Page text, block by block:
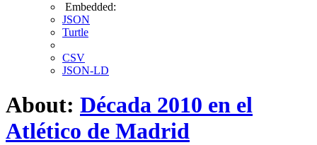
Embedded:
JSON
Turtle
CSV
JSON-LD
About: Década 2010 en el
Atlético de Madrid